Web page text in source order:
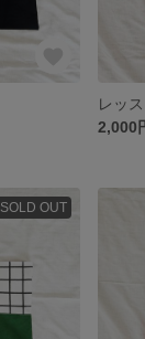
レッ
2,000
SOLD OUT